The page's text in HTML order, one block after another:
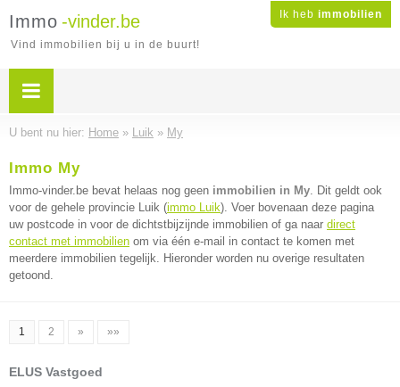
Ik heb immobilien
Immo -vinder.be
Vind immobilien bij u in de buurt!
U bent nu hier: Home » Luik » My
Immo My
Immo-vinder.be bevat helaas nog geen immobilien in My. Dit geldt ook
voor de gehele provincie Luik (immo Luik). Voer bovenaan deze pagina
uw postcode in voor de dichtstbijzijnde immobilien of ga naar direct
contact met immobilien om via één e-mail in contact te komen met
meerdere immobilien tegelijk. Hieronder worden nu overige resultaten
getoond.
1 2 » »»
ELUS Vastgoed